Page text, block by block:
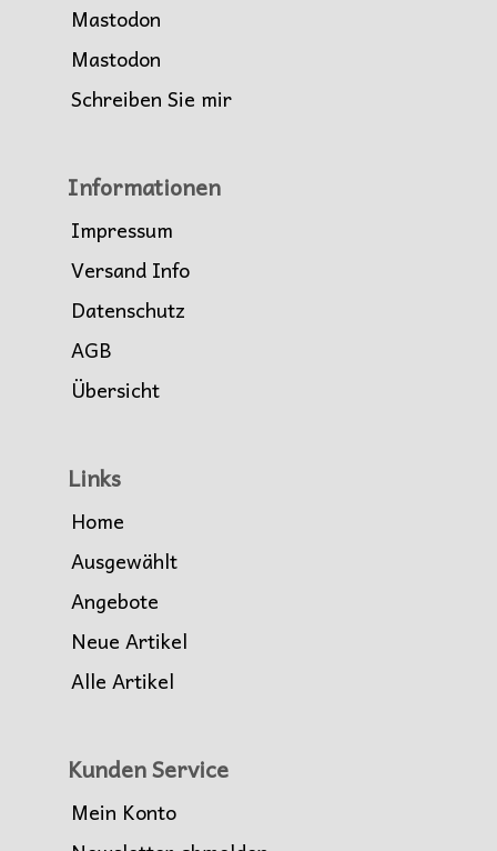
Mastodon
Mastodon
Schreiben Sie mir
Informationen
Impressum
Versand Info
Datenschutz
AGB
Übersicht
Links
Home
Ausgewählt
Angebote
Neue Artikel
Alle Artikel
Kunden Service
Mein Konto